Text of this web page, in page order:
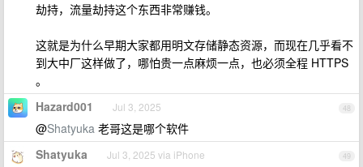
劫持，流量劫持这个东西非常赚钱。
这就是为什么早期大家都用明文存储静态资源，而现在几乎看不
到大中厂这样做了，哪怕贵一点麻烦一点，也必须全程 HTTPS
。
48
Hazard001 Jul 3, 2025
@Shatyuka 老哥这是哪个软件
49
Shatyuka Jul 3, 2025 via iPhone